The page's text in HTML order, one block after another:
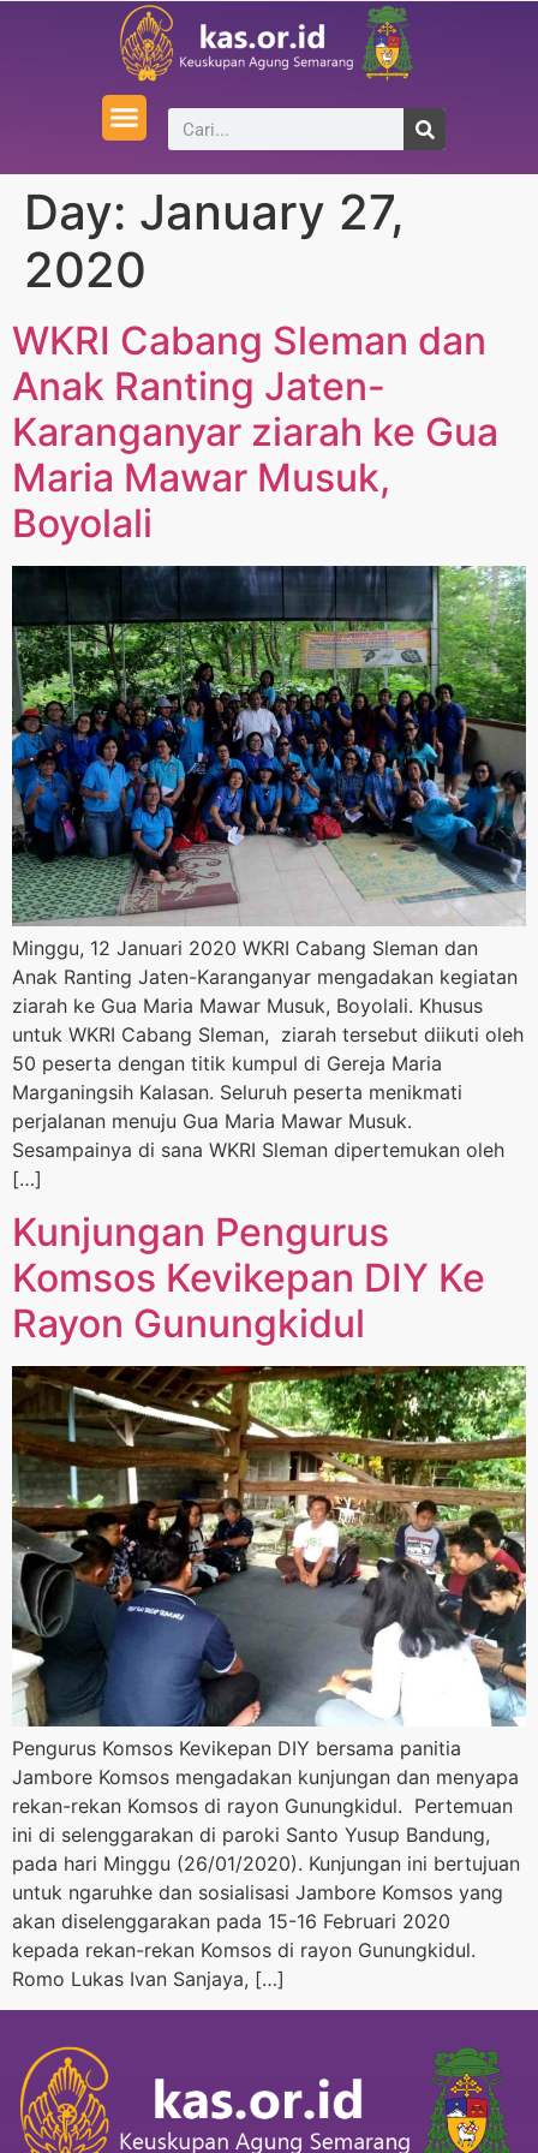
Day: January 27,
2020
WKRI Cabang Sleman dan
Anak Ranting Jaten-
Karanganyar ziarah ke Gua
Maria Mawar Musuk,
Boyolali
Minggu, 12 Januari 2020 WKRI Cabang Sleman dan
Anak Ranting Jaten-Karanganyar mengadakan kegiatan
ziarah ke Gua Maria Mawar Musuk, Boyolali. Khusus
untuk WKRI Cabang Sleman, ziarah tersebut diikuti oleh
50 peserta dengan titik kumpul di Gereja Maria
Marganingsih Kalasan. Seluruh peserta menikmati
perjalanan menuju Gua Maria Mawar Musuk.
Sesampainya di sana WKRI Sleman dipertemukan oleh
[…]
Kunjungan Pengurus
Komsos Kevikepan DIY Ke
Rayon Gunungkidul
Pengurus Komsos Kevikepan DIY bersama panitia
Jambore Komsos mengadakan kunjungan dan menyapa
rekan-rekan Komsos di rayon Gunungkidul. Pertemuan
ini di selenggarakan di paroki Santo Yusup Bandung,
pada hari Minggu (26/01/2020). Kunjungan ini bertujuan
untuk ngaruhke dan sosialisasi Jambore Komsos yang
akan diselenggarakan pada 15-16 Februari 2020
kepada rekan-rekan Komsos di rayon Gunungkidul.
Romo Lukas Ivan Sanjaya, […]